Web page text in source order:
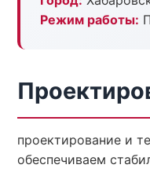
Режим работы:
проектирование и
обеспечиваем